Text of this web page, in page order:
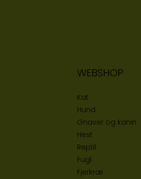
WEBSHOP
Kat
Hund
Gnaver og kanin
Hest
Reptil
Fugl
Fjerkræ